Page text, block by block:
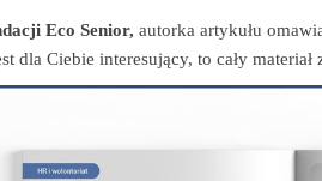
Eco Senior, autorka artykułu
dla Ciebie interesujący, to cały